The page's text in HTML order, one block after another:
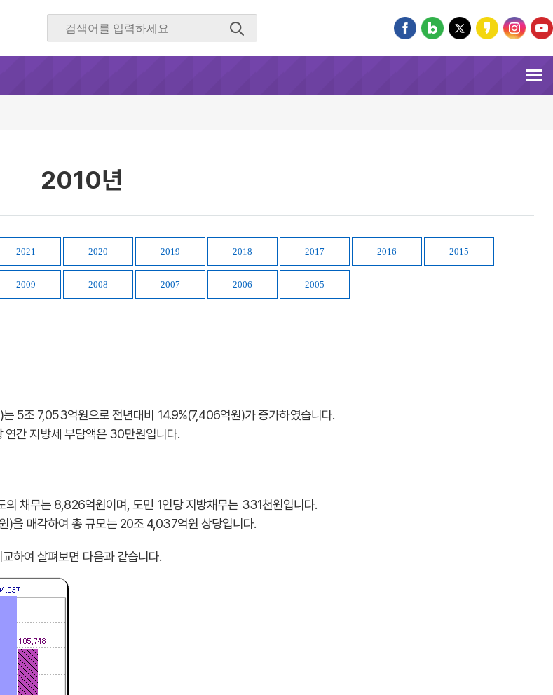
2010년
2021 2020 2019 2018 2017 2016 2015
2009 2008 2007 2006 2005
5조 7,053억원으로 전년대비 14.9%(7,406억원)가 증가하였습니다.
간 지방세 부담액은 30만원입니다.
채무는 8,826억원이며, 도민 1인당 지방채무는 331천원입니다.
을 매각하여 총 규모는 20조 4,037억원 상당입니다.
하여 살펴보면 다음과 같습니다.